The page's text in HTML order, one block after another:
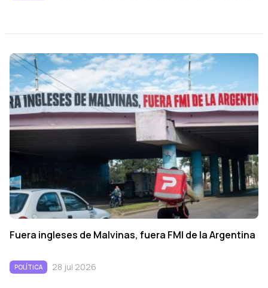
Fuera ingleses de Malvinas, fuera FMI de la Argentina
POLÍTICA 28 jul 2026